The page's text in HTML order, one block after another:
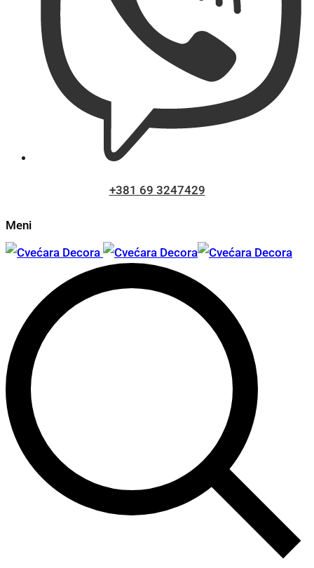
+381 69 3247429
Meni